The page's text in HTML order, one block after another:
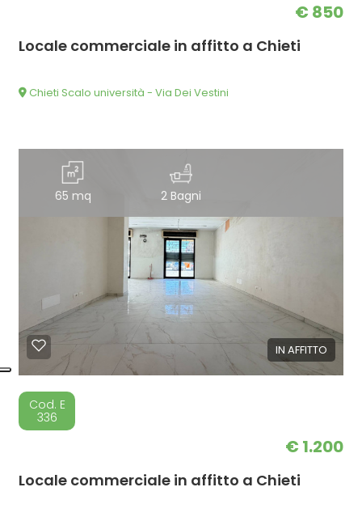
€ 850
Locale commerciale in affitto a Chieti
Chieti Scalo università - Via Dei Vestini
65 mq 2 Bagni
IN AFFITTO
Cod. E
336
€ 1.200
Locale commerciale in affitto a Chieti